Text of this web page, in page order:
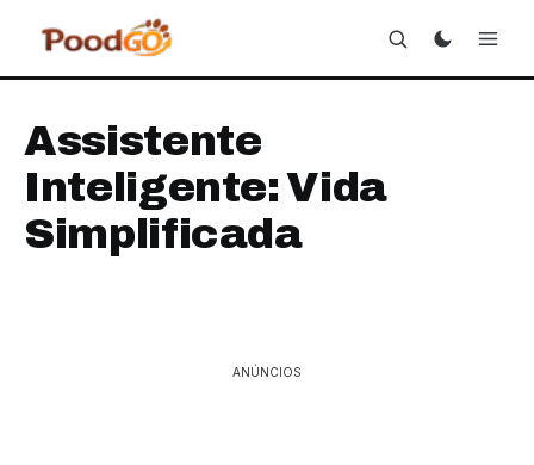
Assistente
Inteligente: Vida
Simplificada
ANÚNCIOS